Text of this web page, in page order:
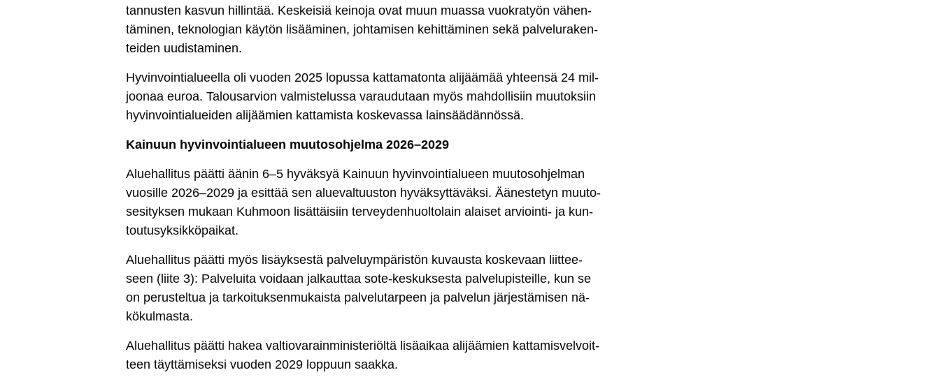
tan­nus­ten kas­vun hil­lin­tää. Kes­kei­siä kei­no­ja ovat muun muas­sa vuok­ra­työn vä­hen­
tä­mi­nen, tek­no­lo­gian käy­tön li­sää­mi­nen, joh­ta­mi­sen ke­hit­tä­mi­nen se­kä pal­ve­lu­ra­ken­
tei­den uu­dis­ta­mi­nen.
Hy­vin­voin­tia­lueel­la oli vuo­den 2025 lo­pus­sa kat­ta­ma­ton­ta ali­jää­mää yh­teen­sä 24 mil­
joo­naa eu­roa. Ta­lou­sar­vion val­mis­te­lus­sa va­rau­du­taan myös mah­dol­li­siin muu­tok­siin
hy­vin­voin­tia­luei­den ali­jää­mien kat­ta­mis­ta kos­ke­vas­sa lain­sää­dän­nös­sä.
Kai­nuun hy­vin­voin­tia­lueen muu­to­soh­jel­ma 2026–2029
Alue­hal­li­tus päät­ti ää­nin 6–5 hy­väk­syä Kai­nuun hy­vin­voin­tia­lueen muu­to­soh­jel­man
vuo­sil­le 2026–2029 ja esit­tää sen alue­val­tuus­ton hy­väk­syt­tä­väk­si. Ää­nes­te­tyn muu­to­
se­si­tyk­sen mu­kaan Kuh­moon li­sät­täi­siin ter­vey­den­huol­to­lain alai­set ar­vioin­ti- ja kun­
tou­tu­syk­sik­kö­pai­kat.
Alue­hal­li­tus päät­ti myös li­säyk­ses­tä pal­ve­luym­pä­ris­tön ku­vaus­ta kos­ke­vaan liit­tee­
seen (lii­te 3): Pal­ve­lui­ta voi­daan jal­kaut­taa so­te-kes­kuk­ses­ta pal­ve­lu­pis­teil­le, kun se
on pe­rus­tel­tua ja tar­koi­tuk­sen­mu­kais­ta pal­ve­lu­tar­peen ja pal­ve­lun jär­jes­tä­mi­sen nä­
kö­kul­mas­ta.
Alue­hal­li­tus päät­ti ha­kea val­tio­va­rain­mi­nis­te­riöl­tä li­säai­kaa ali­jää­mien kat­ta­mis­vel­voit­
teen täyt­tä­mi­sek­si vuo­den 2029 lop­puun saak­ka.